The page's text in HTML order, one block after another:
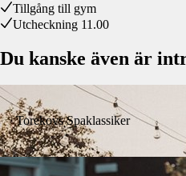
Tillgång till gym
Utcheckning 11.00
Du kanske även är
Torekovs Spaklassiker